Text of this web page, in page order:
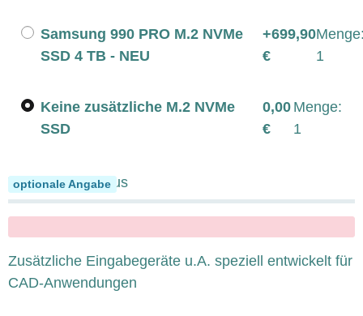
Samsung 990 PRO M.2 NVMe
SSD 4 TB - NEU
+699,90
€
1
Keine zusätzliche M.2 NVMe
SSD
0,00
€
Menge:
1
Tastatur und Maus
optionale Angabe
x
Zusätzliche Eingabegeräte u.A. speziell entwickelt für
CAD-Anwendungen